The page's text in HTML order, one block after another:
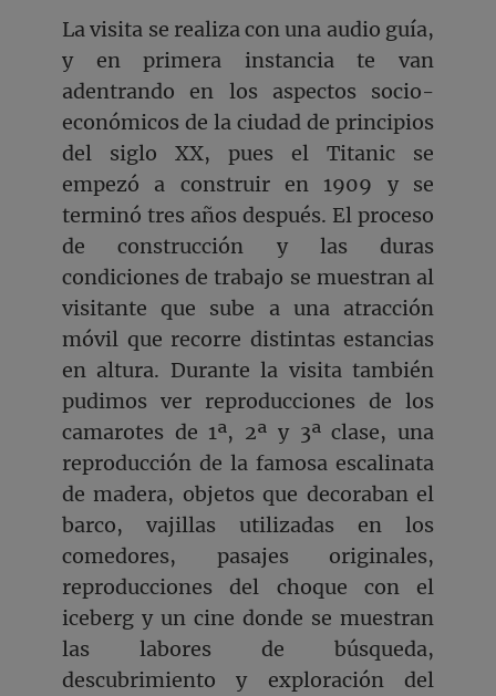
La visita se realiza con una audio guía,
y en primera instancia te van
adentrando en los aspectos socio-
económicos de la ciudad de principios
del siglo XX, pues el Titanic se
empezó a construir en 1909 y se
terminó tres años después. El proceso
de construcción y las duras
condiciones de trabajo se muestran al
visitante que sube a una atracción
móvil que recorre distintas estancias
en altura. Durante la visita también
pudimos ver reproducciones de los
camarotes de 1ª, 2ª y 3ª clase, una
reproducción de la famosa escalinata
de madera, objetos que decoraban el
barco, vajillas utilizadas en los
comedores, pasajes originales,
reproducciones del choque con el
iceberg y un cine donde se muestran
las labores de búsqueda,
descubrimiento y exploración del